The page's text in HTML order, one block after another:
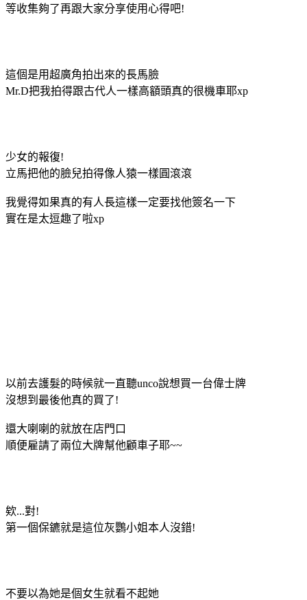
等收集夠了再跟大家分享使用心得吧!
這個是用超廣角拍出來的長馬臉
Mr.D把我拍得跟古代人一樣高額頭真的很機車耶xp
少女的報復!
立馬把他的臉兒拍得像人猿一樣圓滾滾
我覺得如果真的有人長這樣一定要找他簽名一下
實在是太逗趣了啦xp
以前去護髮的時候就一直聽unco說想買一台偉士牌
沒想到最後他真的買了!
還大喇喇的就放在店門口
順便雇請了兩位大牌幫他顧車子耶~~
欸...對!
第一個保鑣就是這位灰鸚小姐本人沒錯!
不要以為她是個女生就看不起她